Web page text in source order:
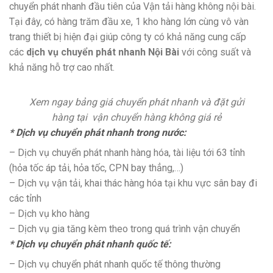
chuyển phát nhanh đầu tiên của Vận tải hàng không nội bài.
Tại đây, có hàng trăm đầu xe, 1 kho hàng lớn cùng vô vàn
trang thiết bị hiện đại giúp công ty có khả năng cung cấp
các dịch vụ chuyển phát nhanh Nội Bài với công suất và
khả năng hỗ trợ cao nhất.
Xem ngay bảng giá chuyển phát nhanh và đặt gửi
hàngtại vận chuyển hàng không giá rẻ
* Dịch vụ chuyển phát nhanh trong nước:
– Dịch vụ chuyển phát nhanh hàng hóa, tài liệu tới 63 tỉnh
(hỏa tốc áp tải, hỏa tốc, CPN bay thẳng,…)
– Dịch vụ vận tải, khai thác hàng hóa tại khu vực sân bay đi
các tỉnh
– Dịch vụ kho hàng
– Dịch vụ gia tăng kèm theo trong quá trình vận chuyển
* Dịch vụ chuyển phát nhanh quốc tế:
– Dịch vụ chuyển phát nhanh quốc tế thông thường